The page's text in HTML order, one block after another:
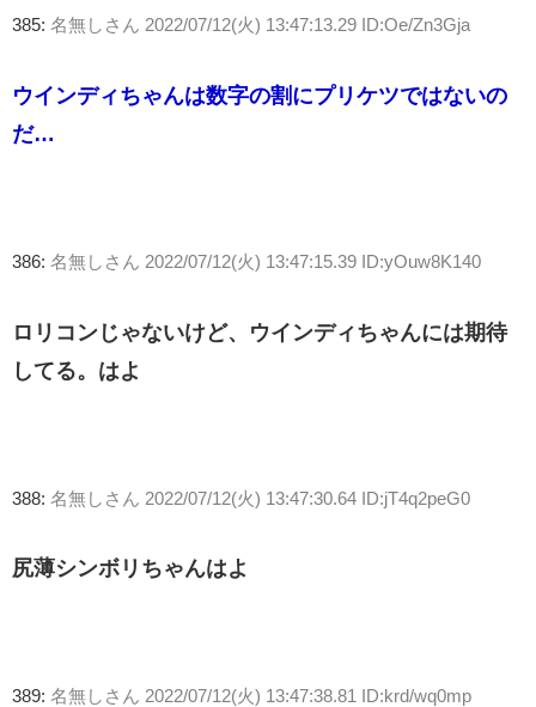
385: 名無しさん 2022/07/12(火) 13:47:13.29 ID:Oe/Zn3Gja
ウインディちゃんは数字の割にプリケツではないの
だ…
386: 名無しさん 2022/07/12(火) 13:47:15.39 ID:yOuw8K140
ロリコンじゃないけど、ウインディちゃんには期待
してる。はよ
388: 名無しさん 2022/07/12(火) 13:47:30.64 ID:jT4q2peG0
尻薄シンボリちゃんはよ
389: 名無しさん 2022/07/12(火) 13:47:38.81 ID:krd/wq0mp